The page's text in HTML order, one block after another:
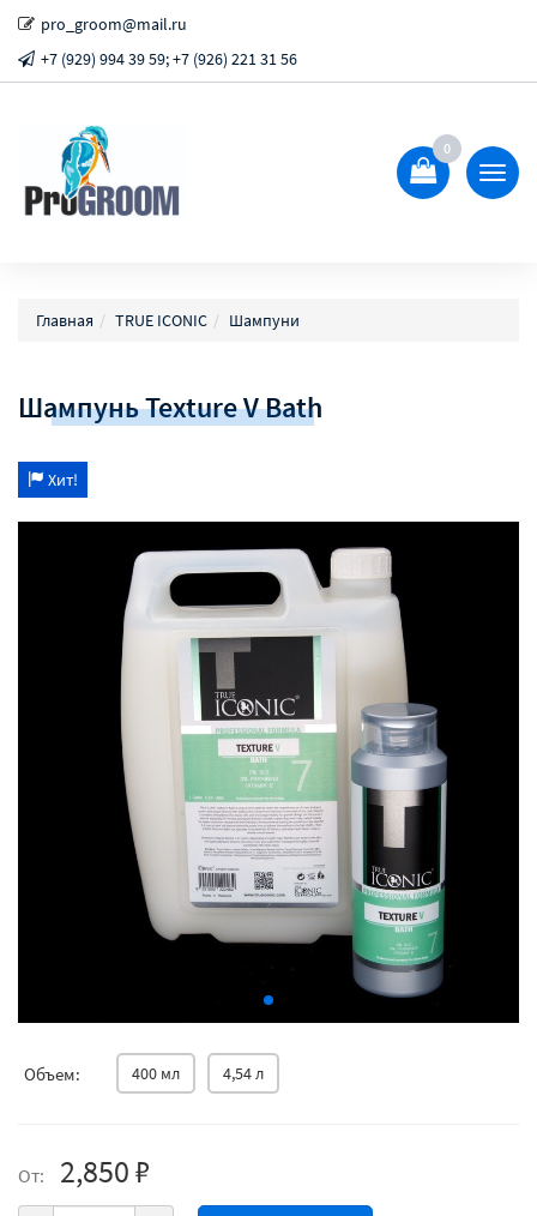
pro_groom@mail.ru
+7 (929) 994 39 59; +7 (926) 221 31 56
0
Главная TRUE ICONIC Шампуни
Шампунь Texture V Bath
Хит!
Объем: 400 мл 4,54 л
От: 2,850 ₽